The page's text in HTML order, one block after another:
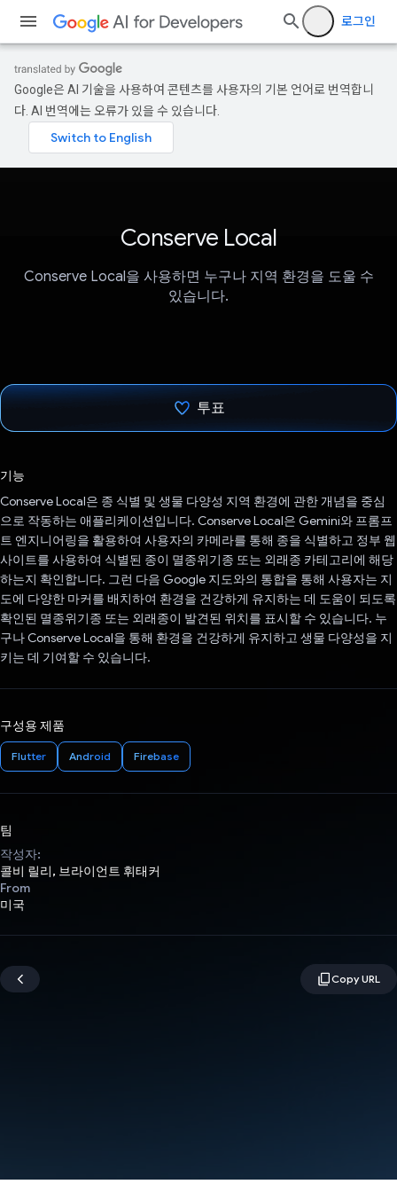
로그인
Google은 AI 기술을 사용하여 콘텐츠를 사용자의 기본 언어로 번역합니
다. AI 번역에는 오류가 있을 수 있습니다.
Conserve Local
Conserve Local을 사용하면 누구나 지역 환경을 도울 수
있습니다.
투표
기능
Conserve Local은 종 식별 및 생물 다양성 지역 환경에 관한 개념을 중심
으로 작동하는 애플리케이션입니다. Conserve Local은 Gemini와 프롬프
트 엔지니어링을 활용하여 사용자의 카메라를 통해 종을 식별하고 정부 웹
사이트를 사용하여 식별된 종이 멸종위기종 또는 외래종 카테고리에 해당
하는지 확인합니다. 그런 다음 Google 지도와의 통합을 통해 사용자는 지
도에 다양한 마커를 배치하여 환경을 건강하게 유지하는 데 도움이 되도록
확인된 멸종위기종 또는 외래종이 발견된 위치를 표시할 수 있습니다. 누
구나 Conserve Local을 통해 환경을 건강하게 유지하고 생물 다양성을 지
키는 데 기여할 수 있습니다.
구성용 제품
Flutter Android Firebase
팀
작성자:
콜비 릴리, 브라이언트 휘태커
From
미국